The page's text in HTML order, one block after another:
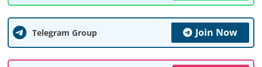
Telegram Group Join Now